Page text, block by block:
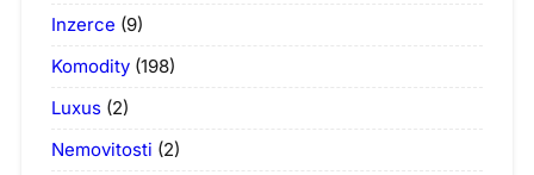
Inzerce (9)
Komodity (198)
Luxus (2)
Nemovitosti (2)